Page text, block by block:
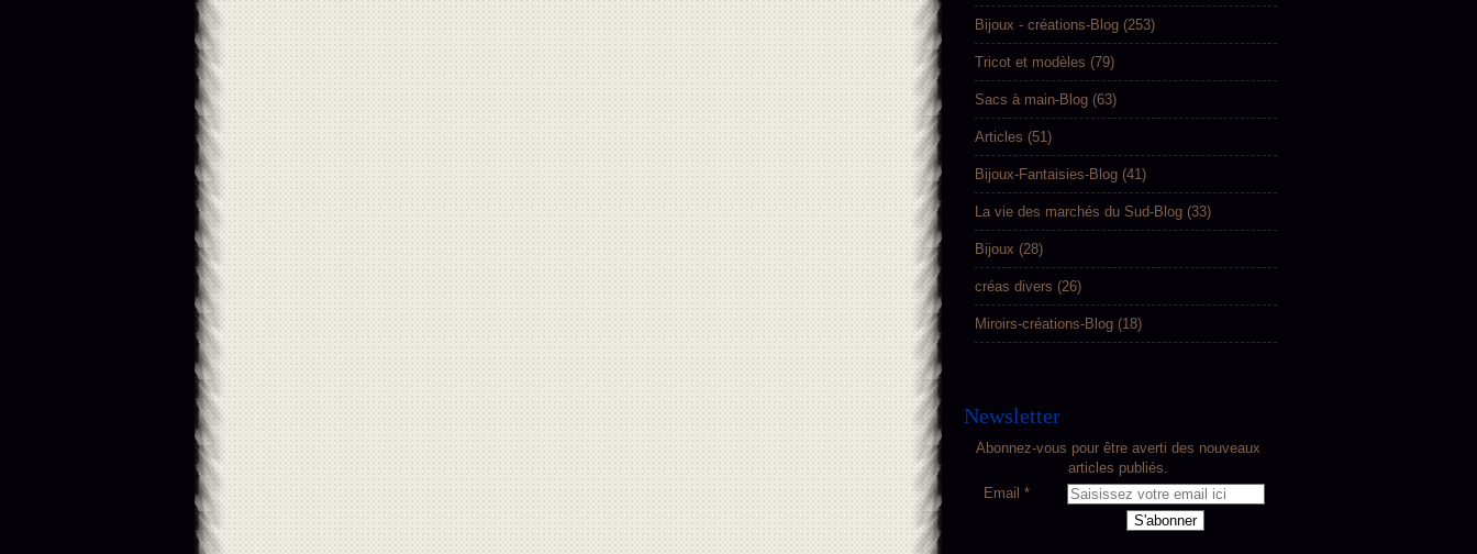
Bijoux - créations-Blog (253)
Tricot et modèles (79)
Sacs à main-Blog (63)
Articles (51)
Bijoux-Fantaisies-Blog (41)
La vie des marchés du Sud-Blog (33)
Bijoux (28)
créas divers (26)
Miroirs-créations-Blog (18)
Newsletter
Abonnez-vous pour être averti des nouveaux
articles publiés.
Email